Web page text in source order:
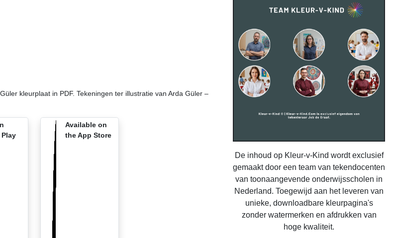
kleurplaat in PDF. Tekeningen ter illustratie van Arda Güler –
Available on
the App Store
De inhoud op Kleur-v-Kind wordt exclusief
gemaakt door een team van tekendocenten
van toonaangevende onderwijsscholen in
Nederland. Toegewijd aan het leveren van
unieke, downloadbare kleurpagina's
zonder watermerken en afdrukken van
hoge kwaliteit.